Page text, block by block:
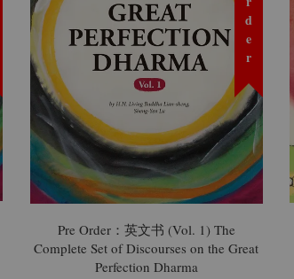
Pre Order：英文书 (Vol. 1) The
Complete Set of Discourses on the Great
Perfection Dharma